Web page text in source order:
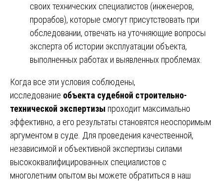
своих технических специалистов (инженеров,
прорабов), которые смогут присутствовать при
обследовании, отвечать на уточняющие вопросы
эксперта об истории эксплуатации объекта,
выполненных работах и выявленных проблемах.
Когда все эти условия соблюдены,
исследование объекта судебной строительно-
технической экспертизы проходит максимально
эффективно, а его результаты становятся неоспоримым
аргументом в суде. Для проведения качественной,
независимой и объективной экспертизы силами
высококвалифицированных специалистов с
многолетним опытом вы можете обратиться в наш